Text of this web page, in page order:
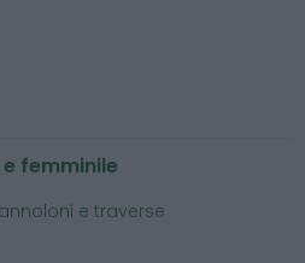
femminile
e traverse